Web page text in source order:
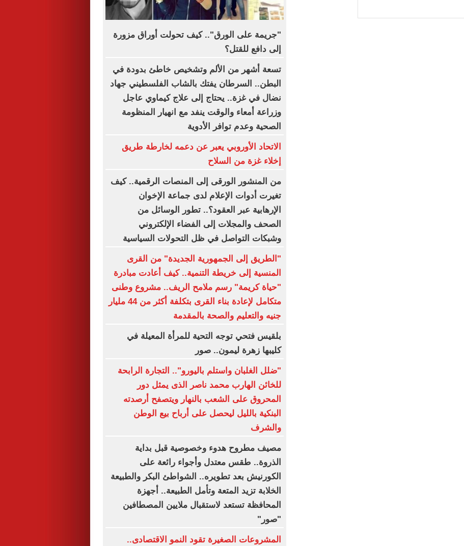
"جريمة على الورق".. كيف تحولت أوراق مزورة
إلى دافع للقتل؟
تسعة أشهر من الألم وتشخيص خاطئ بدودة في
البطن.. السرطان يفتك بالشاب الفلسطيني جهاد
نضال في غزة.. يحتاج إلى علاج كيماوي عاجل
وزراعة أمعاء والوقت ينفد مع انهيار المنظومة
الصحية وعدم توافر الأدوية
الاتحاد الأوروبي يعبر عن دعمه لخارطة طريق
إخلاء غزة من السلاح
من المنشور الورقى إلى المنصات الرقمية.. كيف
تغيرت أدوات الإعلام لدى جماعة الإخوان
الإرهابية عبر العقود؟.. تطور الوسائل من
الصحف والمجلات إلى الفضاء الإلكتروني
وشبكات التواصل في ظل التحولات السياسية
"الطريق إلى الجمهورية الجديدة" من القرى
المنسية إلى خريطة التنمية.. كيف أعادت مبادرة
"حياة كريمة" رسم ملامح الريف.. مشروع وطنى
متكامل لإعادة بناء القرى بتكلفة أكثر من 44 مليار
جنيه والتعليم والصحة بالمقدمة
بلقيس فتحي توجه التحية للمرأة المعيلة في
كليبها زهرة ليمون.. صور
"ضلل الغلبان واستلم باليورو".. التجارة الرابحة
للخائن الهارب محمد ناصر الذى يمثل دور
المحروق على الشعب بالنهار ويتصفح أرصدته
البنكية بالليل ليحصل على أرباح بيع الوطن
والشرف
مصيف مطروح هدوء وخصوصية قبل بداية
الذروة.. طقس معتدل وأجواء رائعة على
الكورنيش بعد تطويره.. الشواطئ البكر والطبيعة
الخلابة تزيد المتعة وتأمل الطبيعة.. أجهزة
المحافظة تستعد لاستقبال ملايين المصطافين
"صور"
المشروعات الصغيرة تقود النمو الاقتصادى..